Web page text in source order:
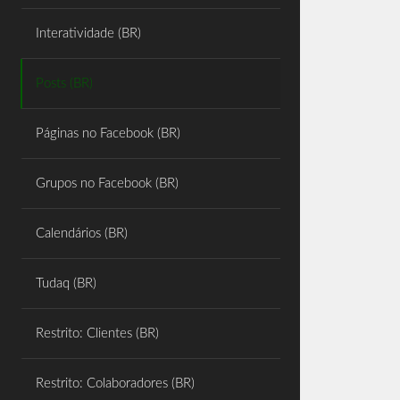
Interatividade (BR)
Posts (BR)
Páginas no Facebook (BR)
Grupos no Facebook (BR)
Calendários (BR)
Tudaq (BR)
Restrito: Clientes (BR)
Restrito: Colaboradores (BR)